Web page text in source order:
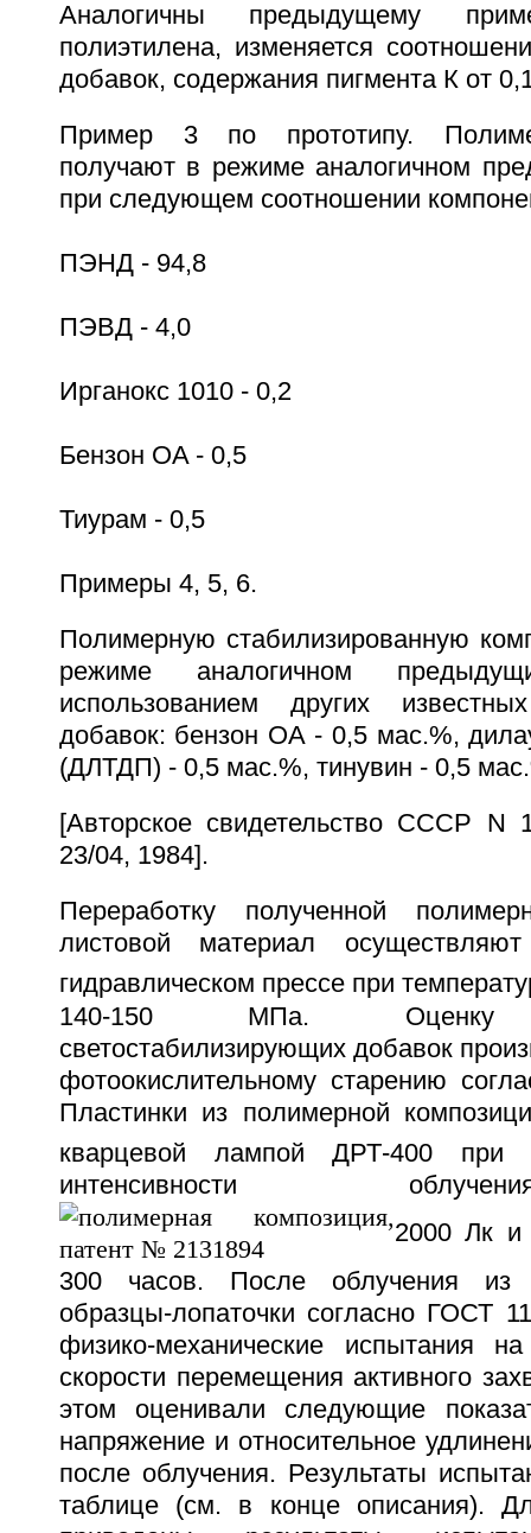
Аналогичны предыдущему
полиэтилена, изменяется
добавок, содержания пигмента К от
Пример 3 по прототипу.
получают в режиме аналогичном
при следующем соотношении
ПЭНД - 94,8
ПЭВД - 4,0
Ирганокс 1010 - 0,2
Бензон OA - 0,5
Тиурам - 0,5
Примеры 4, 5, 6.
Полимерную стабилизированную
режиме аналогичном
использованием других
добавок: бензон ОА - 0,5 мас.%,
(ДЛТДП) - 0,5 мас.%, тинувин - 0,5
[Авторское свидетельство СССР
23/04, 1984].
Переработку полученной
листовой материал
гидравлическом прессе при
140-150 МПа. Оценку
светостабилизирующих добавок
фотоокислительному старению
Пластинки из полимерной
кварцевой лампой ДРТ-400 при
интенсивности
2000 Лк и
300 часов. После облучения из
образцы-лопаточки согласно ГОСТ
физико-механические испытания
скорости перемещения активного
этом оценивали следующие
напряжение и относительное
после облучения. Результаты
таблице (см. в конце описания).